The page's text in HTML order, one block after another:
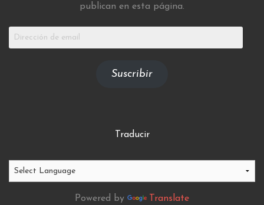
publican en esta página.
Dirección
Suscribir
Traducir
Powered by Translate